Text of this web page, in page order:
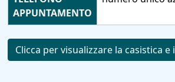
APPUNTAMENTO
Clicca per visualizzare la casistica e